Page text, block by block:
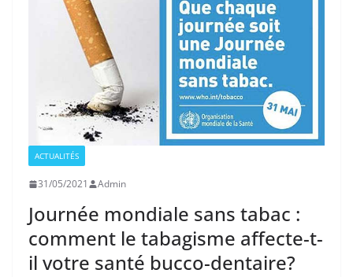
ACTUALITÉS
31/05/2021 Admin
Journée mondiale sans tabac :
comment le tabagisme affecte-t-
il votre santé bucco-dentaire?